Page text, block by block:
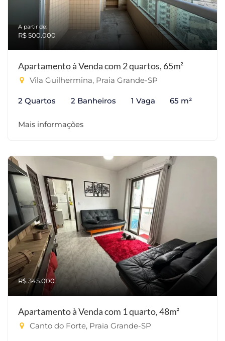
A partir de:
R$ 500.000
Apartamento à Venda com 2 quartos, 65m²
Vila Guilhermina, Praia Grande-SP
2 Quartos 2 Banheiros 1 Vaga 65 m²
Mais informações
R$ 345.000
Apartamento à Venda com 1 quarto, 48m²
Canto do Forte, Praia Grande-SP